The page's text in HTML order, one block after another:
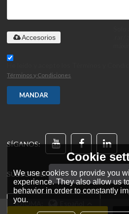
Accesorios
Términos y Condiciones
MANDAR
SÍGANOS:
SUBSCRIBE:
IDIOMA:
Cookie
We use cookies to provide you
experience. They also allow us
behavior in order to constantly
you.